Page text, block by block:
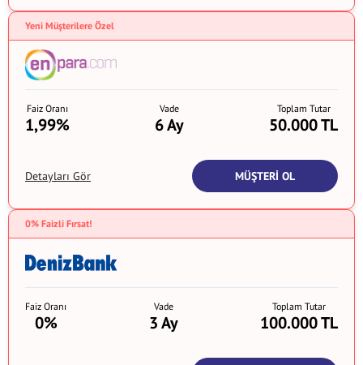
Yeni Müşterilere Özel
Faiz Oranı
1,99%
Vade
6 Ay
Toplam Tutar
50.000 TL
Detayları Gör MÜŞTERİ OL
0% Faizli Fırsat!
Faiz Oranı
0%
Vade
3 Ay
Toplam Tutar
100.000 TL